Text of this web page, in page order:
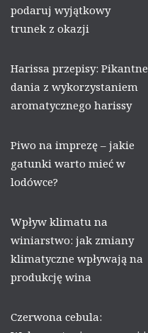
podaruj wyjątkowy
trunek z okazji
Harissa przepisy: Pikantne
dania z wykorzystaniem
aromatycznego harissy
Piwo na imprezę – jakie
gatunki warto mieć w
lodówce?
Wpływ klimatu na
winiarstwo: jak zmiany
klimatyczne wpływają na
produkcję wina
Czerwona cebula: